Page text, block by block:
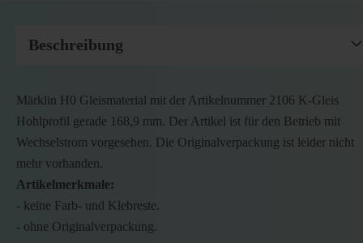
Beschreibung
Märklin H0 Gleismaterial mit der Artikelnummer 2106 K-Gleis
Hohlprofil gerade 168,9 mm. Der Artikel ist für den Betrieb mit
Wechselstrom vorgesehen. Die Originalverpackung ist leider nicht
mehr vorhanden.
Artikelmerkmale:
- keine Farb- und Klebreste.
- ohne Originalverpackung.